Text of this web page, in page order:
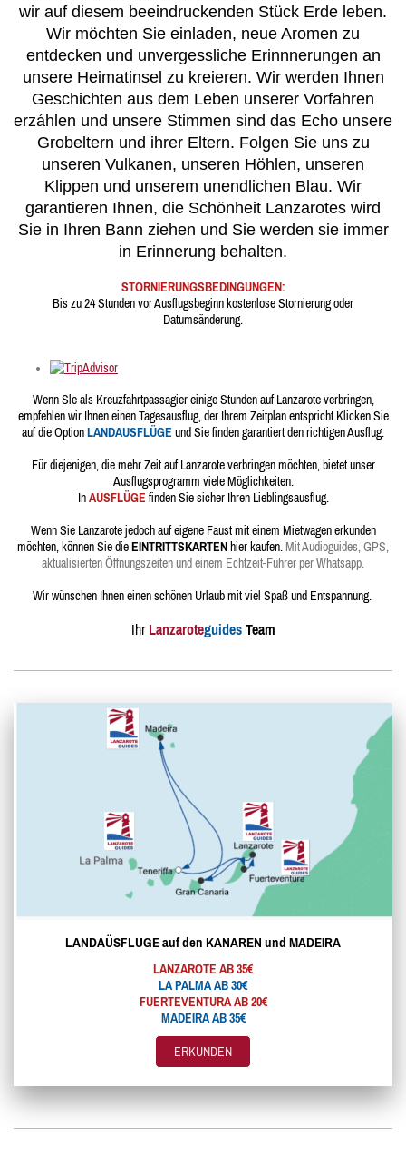
wir auf diesem beeindruckenden Stück Erde leben.
Wir möchten Sie einladen, neue Aromen zu
entdecken und unvergessliche Erinnnerungen an
unsere Heimatinsel zu kreieren. Wir werden Ihnen
Geschichten aus dem Leben unserer Vorfahren
erzáhlen und unsere Stimmen sind das Echo unsere
Grobeltern und ihrer Eltern. Folgen Sie uns zu
unseren Vulkanen, unseren Höhlen, unseren
Klippen und unserem unendlichen Blau. Wir
garantieren Ihnen, die Schönheit Lanzarotes wird
Sie in Ihren Bann ziehen und Sie werden sie immer
in Erinnerung behalten.
STORNIERUNGSBEDINGUNGEN:
Bis zu 24 Stunden vor Ausflugsbeginn kostenlose Stornierung oder
Datumsänderung.
Wenn Sle als Kreuzfahrtpassagier einige Stunden auf Lanzarote verbringen,
empfehlen wir Ihnen einen Tagesausflug, der Ihrem Zeitplan entspricht. Klicken Sie
auf die OptionLANDAUSFLÜGE und Sie finden garantiert den richtigen Ausflug.
Für diejenigen, die mehr Zeit auf Lanzarote verbringen möchten, bietet unser
Ausflugsprogramm viele Möglichkeiten.
In AUSFLÜGE finden Sie sicher Ihren Lieblingsausflug.
Wenn Sie Lanzarote jedoch auf eigene Faust mit einem Mietwagen erkunden
möchten, können Sie dieEINTRITTSKARTEN hier kaufen. Mit Audioguides, GPS,
aktualisierten Öffnungszeiten und einem Echtzeit-Führer per Whatsapp.
Wir wünschen Ihnen einen schönen Urlaub mit viel Spaß und Entspannung.
Ihr Lanzaroteguides Team
LANDAÜSFLUGE auf den KANAREN und MADEIRA
LANZAROTE AB 35€
LA PALMA AB 30€
FUERTEVENTURA AB 20€
MADEIRA AB 35€
ERKUNDEN